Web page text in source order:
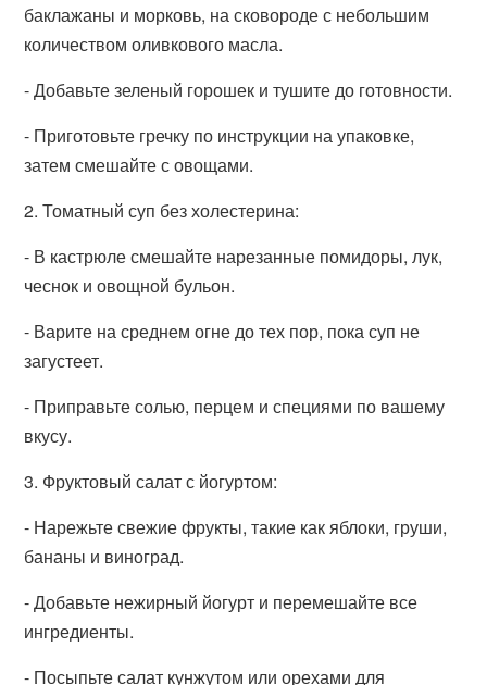
баклажаны и морковь, на сковороде с небольшим
количеством оливкового масла.
- Добавьте зеленый горошек и тушите до готовности.
- Приготовьте гречку по инструкции на упаковке,
затем смешайте с овощами.
2. Томатный суп без холестерина:
- В кастрюле смешайте нарезанные помидоры, лук,
чеснок и овощной бульон.
- Варите на среднем огне до тех пор, пока суп не
загустеет.
- Приправьте солью, перцем и специями по вашему
вкусу.
3. Фруктовый салат с йогуртом:
- Нарежьте свежие фрукты, такие как яблоки, груши,
бананы и виноград.
- Добавьте нежирный йогурт и перемешайте все
ингредиенты.
- Посыпьте салат кунжутом или орехами для